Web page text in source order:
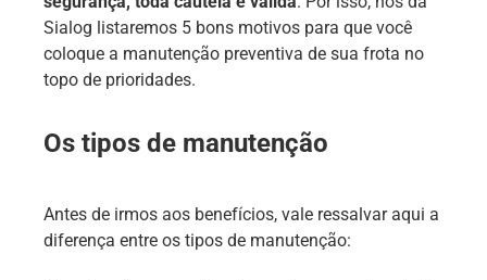
Sialog listaremos 5 bons motivos para que você
coloque a manutenção preventiva de sua frota no
topo de prioridades.
Os tipos de manutenção
Antes de irmos aos benefícios, vale ressalvar aqui a
diferença entre os tipos de manutenção: